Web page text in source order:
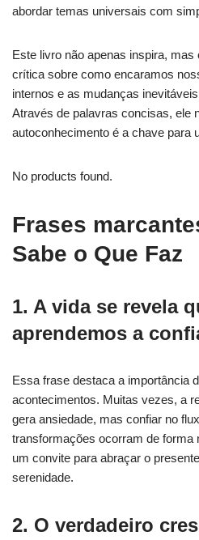
abordar temas universais com
Este livro não apenas inspira,
crítica sobre como encaramos
internos e as mudanças
Através de palavras concisas, ele
autoconhecimento é a chave para
No products found.
Frases
Sabe o Que Faz
1. A vida se revela
aprendemos a
Essa frase destaca a importância
acontecimentos. Muitas vezes, a
gera ansiedade, mas confiar no
transformações ocorram de forma
um convite para abraçar o
serenidade.
2. O verdadeiro